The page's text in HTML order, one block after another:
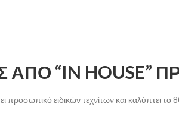
ΑΠΟ “IN HOUSE”
προσωπικό ειδικών τεχνίτων και καλύπτει